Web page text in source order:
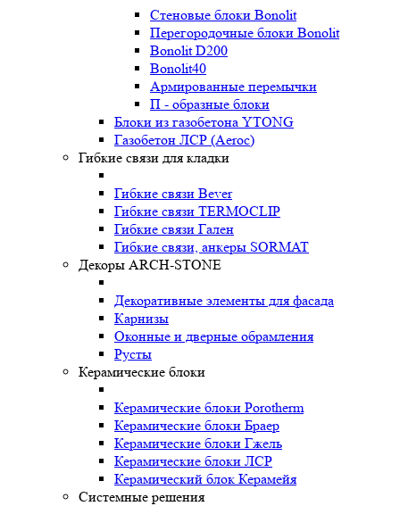
Стеновые блоки Bonolit
Перегородочные блоки Bonolit
Bonolit D200
Bonolit40
Армированные перемычки
П - образные блоки
Блоки из газобетона YTONG
Газобетон ЛСР (Aeroc)
Гибкие связи для кладки
Гибкие связи Bever
Гибкие связи TERMOCLIP
Гибкие связи Гален
Гибкие связи, анкеры SORMAT
Декоры ARCH-STONE
Декоративные элементы для фасада
Карнизы
Оконные и дверные обрамления
Русты
Керамические блоки
Керамические блоки Porotherm
Керамические блоки Браер
Керамические блоки Гжель
Керамические блоки ЛСР
Керамический блок Керамейя
Системные решения